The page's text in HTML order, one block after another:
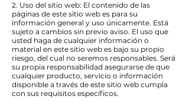
2. Uso del sitio web: El contenido de las
páginas de este sitio web es para su
información general y uso únicamente. Está
sujeto a cambios sin previo aviso. El uso que
usted haga de cualquier información o
material en este sitio web es bajo su propio
riesgo, del cual no seremos responsables. Será
su propia responsabilidad asegurarse de que
cualquier producto, servicio o información
disponible a través de este sitio web cumpla
con sus requisitos específicos.